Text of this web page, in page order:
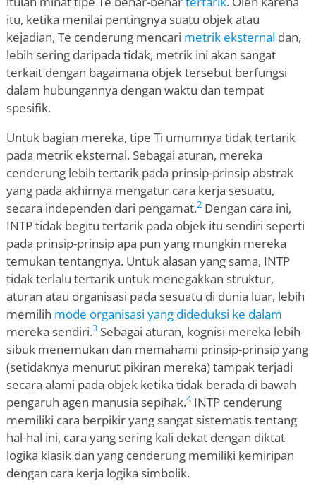
itu, ketika menilai pentingnya suatu objek atau
kejadian, Te cenderung mencari metrik eksternal dan,
lebih sering daripada tidak, metrik ini akan sangat
terkait dengan bagaimana objek tersebut berfungsi
dalam hubungannya dengan waktu dan tempat
spesifik.
Untuk bagian mereka, tipe Ti umumnya tidak tertarik
pada metrik eksternal. Sebagai aturan, mereka
cenderung lebih tertarik pada prinsip-prinsip abstrak
yang pada akhirnya mengatur cara kerja sesuatu,
secara independen dari pengamat.2 Dengan cara ini,
INTP tidak begitu tertarik pada objek itu sendiri seperti
pada prinsip-prinsip apa pun yang mungkin mereka
temukan tentangnya. Untuk alasan yang sama, INTP
tidak terlalu tertarik untuk menegakkan struktur,
aturan atau organisasi pada sesuatu di dunia luar, lebih
memilih mode organisasi yang dideduksi ke dalam
mereka sendiri.3 Sebagai aturan, kognisi mereka lebih
sibuk menemukan dan memahami prinsip-prinsip yang
(setidaknya menurut pikiran mereka) tampak terjadi
secara alami pada objek ketika tidak berada di bawah
pengaruh agen manusia sepihak.4INTP cenderung
memiliki cara berpikir yang sangat sistematis tentang
hal-hal ini, cara yang sering kali dekat dengan diktat
logika klasik dan yang cenderung memiliki kemiripan
dengan cara kerja logika simbolik.